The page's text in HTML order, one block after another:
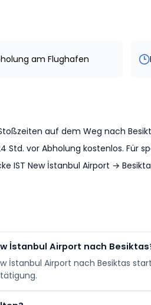
am Flughafen
auf dem Weg nach
Std. vor Abholung kostenlos.
IST New İstanbul Airport →
İstanbul Airport nach
İstanbul Airport nach Besiktas